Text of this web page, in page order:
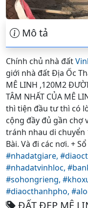
Mô tả
Chính chủ nhà đất
giới nhà đất Địa Ốc
MÊ LINH ,120M2
TÂM NHẤT CỦA MÊ
thì tiện đầu tư thì có
cộng đầy đủ gần chợ
tránh nhau di chuyển
Bài. Và đi các nơi. +
#nhadatgiare,
#nhadatvinhloc,
#sohongrieng,
#diaocthanhpho,
ĐẤT ĐẸP MÊ